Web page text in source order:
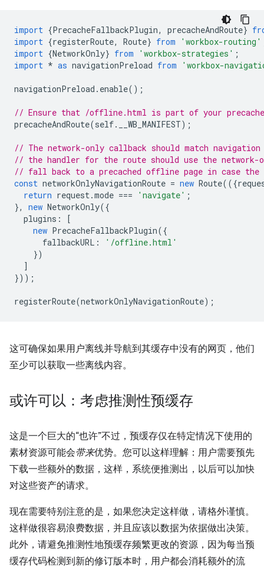
import {PrecacheFallbackPlugin, precacheAndRoute}
import {registerRoute, Route} from 'workbox-routing'
import {NetworkOnly} from 'workbox-strategies' ;
import * as navigationPreload from 'workbox-
navigationPreload . enable();
// Ensure that /offline.html is part of your
precacheAndRoute(self. __WB_MANIFEST);
// The network-only callback should match navigation
// the handler for the route should use the
// fall back to a precached offline page in case
const networkOnlyNavigationRoute = new Route(({
return request.mode === 'navigate' ;
},
new NetworkOnly({
plugins :
[
new PrecacheFallbackPlugin({
fallbackURL :
'/offline.html'
})
]
}));
registerRoute(networkOnlyNavigationRoute);
这可确保如果用户离线并导航到其缓存中没有的网页，他们
至少可以获取一些离线内容。
或许可以：考虑推测性预缓存
这是一个巨大的“也许”不过，预缓存仅在特定情况下使用的
素材资源可能会带来优势。您可以这样理解：用户需要预先
下载一些额外的数据，这样，系统便推测出，以后可以加快
对这些资产的请求。
现在需要特别注意的是，如果您决定这样做，请格外谨慎。
这样做很容易浪费数据，并且应该以数据为依据做出决策。
此外，请避免推测性地预缓存频繁更改的资源，因为每当预
缓存代码检测到新的修订版本时，用户都会消耗额外的流